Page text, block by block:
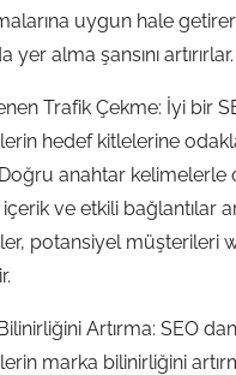
uygun hale
yer alma şansını artırırlar.
Trafik Çekme: İyi bir
hedef kitlelerine
anahtar kelimelerle
ve etkili bağlantılar
potansiyel müşterileri
Artırma: SEO
marka bilinirliğini